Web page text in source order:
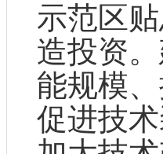
示范区
造投资
能规模
促进技